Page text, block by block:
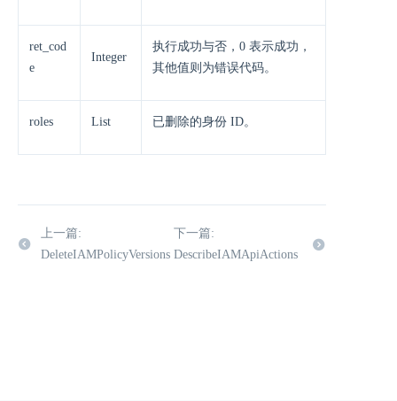
ret_cod
e
Integer
执行成功与否，0 表示成功，
其他值则为错误代码。
roles List 已删除的身份 ID。
上一篇:
DeleteIAMPolicyVersions
下一篇:
DescribeIAMApiActions